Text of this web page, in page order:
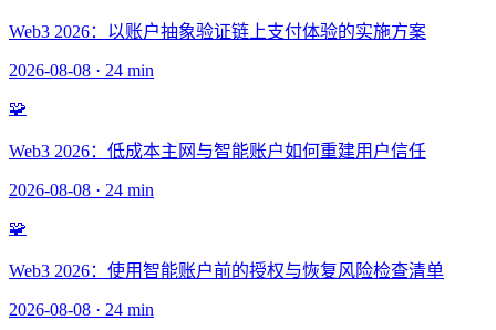
Web3 2026：以账户抽象验证链上支付体验的实施方案
2026-08-08 · 24 min
🧩
Web3 2026：低成本主网与智能账户如何重建用户信任
2026-08-08 · 24 min
🧩
Web3 2026：使用智能账户前的授权与恢复风险检查清单
2026-08-08 · 24 min